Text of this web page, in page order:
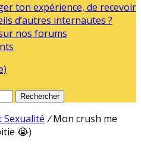
ton expérience, de recevoir
d’autres internautes ?
nos forums
Rechercher
Sexualité / Mon crush me
😭)